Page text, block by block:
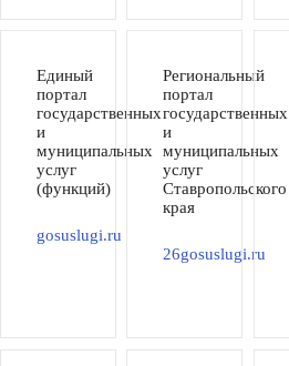
Единый
портал
государственных
и
муниципальных
услуг
(функций)
gosuslugi.ru
Региональный
портал
государственных
и
муниципальных
услуг
Ставропольского
края
26gosuslugi.ru